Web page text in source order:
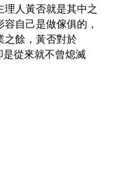
理人黃否就是其中之
自己是做傢俱的，
之餘，黃否對於
從來就不曾熄滅